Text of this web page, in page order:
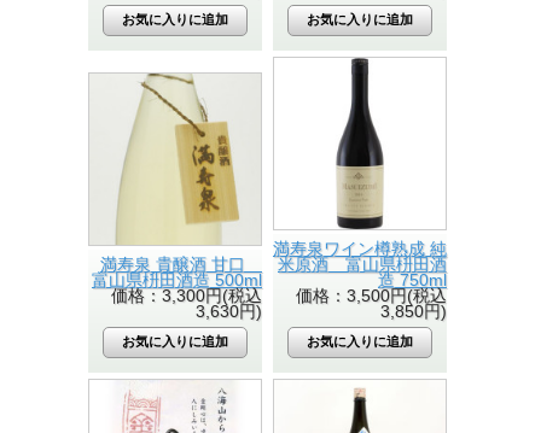
満寿泉 貴醸酒 甘口
富山県枡田酒造 500ml
価格：3,300円(税込
3,630円)
満寿泉ワイン樽熟成 純
米原酒 富山県枡田酒
造 750ml
価格：3,500円(税込
3,850円)